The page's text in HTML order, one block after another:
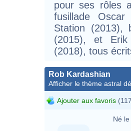
pour ses rôles
fusillade
Station (2013),
(2015), et Erik
(2018), tous
Rob Kardashian
Afficher le thème astral
Ajouter aux favoris
Né le